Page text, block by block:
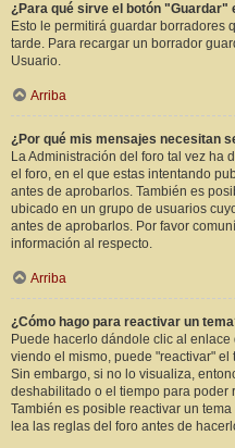
¿Para qué sirve el botón "Guardar"
Esto le permitirá guardar borradores
tarde. Para recargar un borrador
Usuario.
Arriba
¿Por qué mis mensajes necesitan
La Administración del foro tal vez ha
el foro, en el que estas intentando
antes de aprobarlos. También es
ubicado en un grupo de usuarios
antes de aprobarlos. Por favor
información al respecto.
Arriba
¿Cómo hago para reactivar un
Puede hacerlo dándole clic al
viendo el mismo, puede "reactivar"
Sin embargo, si no lo visualiza,
deshabilitado o el tiempo para
También es posible reactivar un
lea las reglas del foro antes de